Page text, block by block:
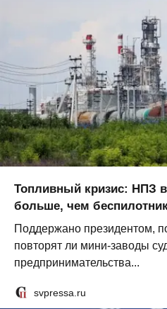
Топливный кризис: НПЗ
больше, чем
Поддержано президентом,
повторят ли мини-заводы
предпринимательства...
svpressa.ru